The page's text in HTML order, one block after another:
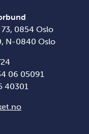
0854 Oslo
N-0840 Oslo
06 05091
40301